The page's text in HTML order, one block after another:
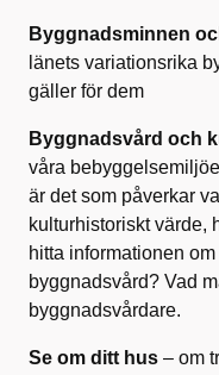
Byggnadsminnen
länets variationsrika
gäller för dem
Byggnadsvård och
våra
är det som påverkar
kulturhistoriskt värde,
hitta informationen
byggnadsvård? Vad
byggnadsvårdare.
Se om ditt hus – om